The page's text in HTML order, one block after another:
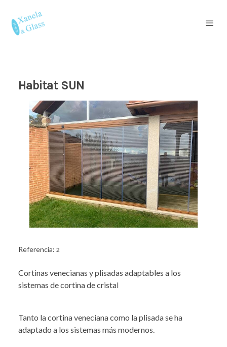
Habitat SUN
Referencia: 2
Cortinas venecianas y plisadas adaptables a los
sistemas de cortina de cristal
Tanto la cortina veneciana como la plisada se ha
adaptado a los sistemas más modernos.